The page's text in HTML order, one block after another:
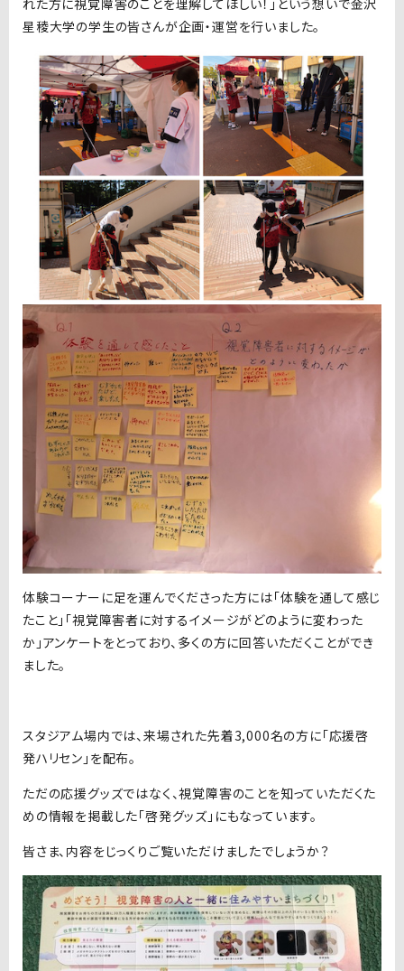
星稜大学の学生の皆さんが企画・運営を行いました。
体験コーナーに足を運んでくださった方には「体験を通して感じ
たこと」「視覚障害者に対するイメージがどのように変わった
か」アンケートをとっており、多くの方に回答いただくことができ
ました。
スタジアム場内では、来場された先着3,000名の方に「応援啓
発ハリセン」を配布。
ただの応援グッズではなく、視覚障害のことを知っていただくた
めの情報を掲載した「啓発グッズ」にもなっています。
皆さま、内容をじっくりご覧いただけましたでしょうか？